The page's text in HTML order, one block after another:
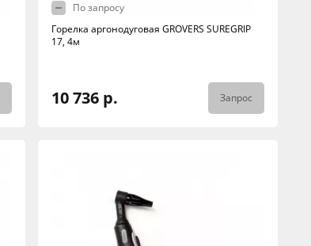
По запросу
Горелка аргонодуговая GROVERS SUREGRIP
17, 4м
10 736 р. Запрос